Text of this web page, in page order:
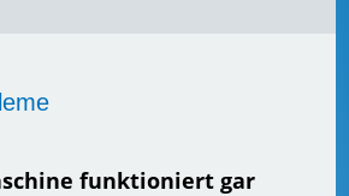
funktioniert gar